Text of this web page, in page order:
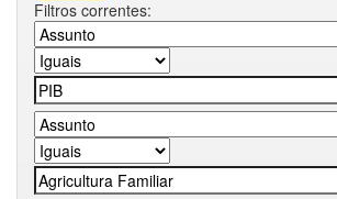
Filtros correntes: